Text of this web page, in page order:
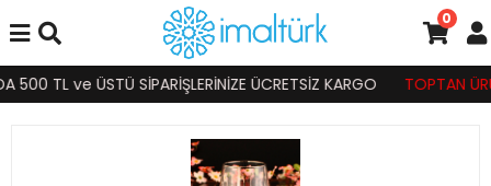
500 TL ve ÜSTÜ SİPARİŞLERİNİZE ÜCRETSİZ KARGO TOPTAN
0